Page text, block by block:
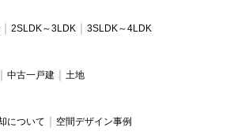
2SLDK～3LDK 3SLDK～4LDK
中古一戸建 土地
について 空間デザイン事例